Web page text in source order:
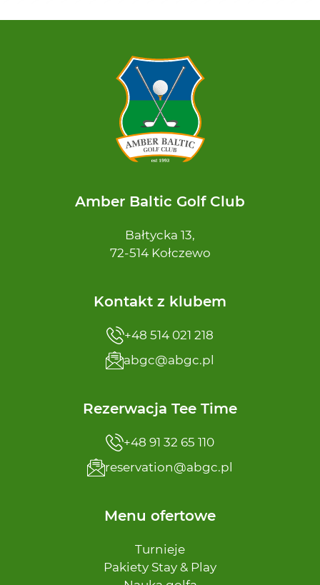
Amber Baltic Golf Club
Bałtycka 13,
72-514 Kołczewo
Kontakt z klubem
+48 514 021 218
abgc@abgc.pl
Rezerwacja Tee Time
+48 91 32 65 110
reservation@abgc.pl
Menu ofertowe
Turnieje
Pakiety Stay & Play